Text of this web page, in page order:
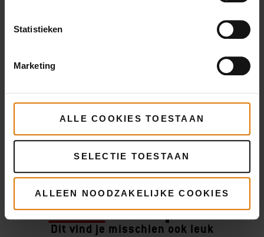
Statistieken
Marketing
ALLE COOKIES TOESTAAN
SELECTIE TOESTAAN
ALLEEN NOODZAKELIJKE COOKIES
Meerrecepten
Dit vind je misschien ook leuk